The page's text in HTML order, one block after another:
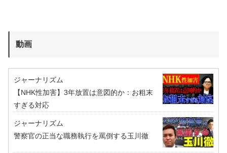
動画
ジャーナリズム
【NHK性加害】3年放置は意図的か：お粗末
すぎる対応
ジャーナリズム
警察官の正当な職務執行を罵倒する玉川徹